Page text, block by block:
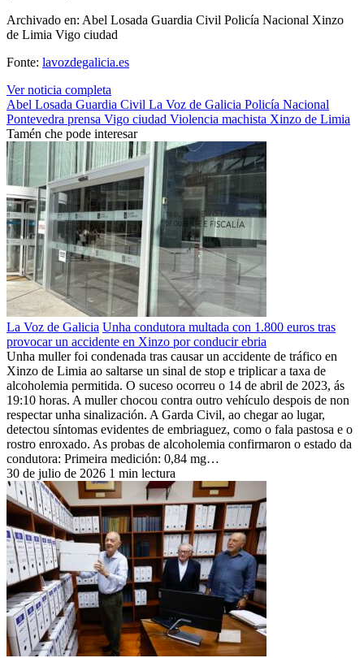
Archivado en: Abel Losada Guardia Civil Policía Nacional Xinzo
de Limia Vigo ciudad
Fonte: lavozdegalicia.es
Ver noticia completa
Abel Losada Guardia Civil La Voz de Galicia Policía Nacional
Pontevedra prensa Vigo ciudad Violencia machista Xinzo de Limia
Tamén che pode interesar
La Voz de Galicia Unha condutora multada con 1.800 euros tras
provocar un accidente en Xinzo por conducir ebria
Unha muller foi condenada tras causar un accidente de tráfico en
Xinzo de Limia ao saltarse un sinal de stop e triplicar a taxa de
alcoholemia permitida. O suceso ocorreu o 14 de abril de 2023, ás
19:10 horas. A muller chocou contra outro vehículo despois de non
respectar unha sinalización. A Garda Civil, ao chegar ao lugar,
detectou síntomas evidentes de embriaguez, como o fala pastosa e o
rostro enroxado. As probas de alcoholemia confirmaron o estado da
condutora: Primeira medición: 0,84 mg…
30 de julio de 2026 1 min lectura